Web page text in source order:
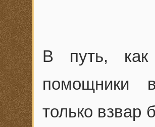
В путь, как
помощники
только взвар